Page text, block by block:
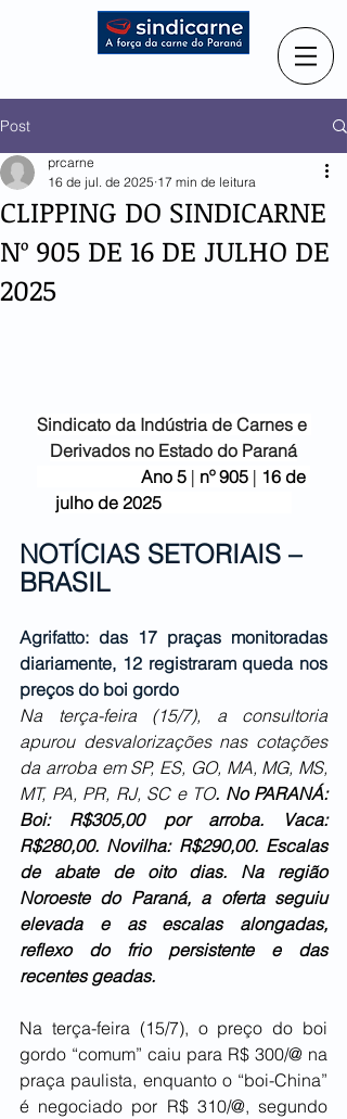
Post
CLIPPING DO SINDICARNE
Nº 905 DE 16 DE JULHO DE
2025
prcarne
16 de jul. de 2025 17 min de leitura
Sindicato da Indústria de Carnes e
Derivados no Estado do Paraná
                        Ano 5
| nº 905 | 16 de
julho de 2025
NOTÍCIAS SETORIAIS –
BRASIL
Agrifatto: das 17 praças monitoradas
diariamente, 12 registraram queda nos
preços do boi gordo
Na terça-feira (15/7), a consultoria
apurou desvalorizações nas cotações
da arroba em SP, ES, GO, MA, MG, MS,
MT, PA, PR, RJ, SC e TO. No PARANÁ:
Boi: R$305,00 por arroba. Vaca:
R$280,00. Novilha: R$290,00. Escalas
de abate de oito dias. Na região
Noroeste do Paraná, a oferta seguiu
elevada e as escalas alongadas,
reflexo do frio persistente e das
recentes geadas.
Na terça-feira (15/7), o preço do boi
gordo “comum” caiu para R$ 300/@ na
praça paulista, enquanto o “boi-China”
é negociado por R$ 310/@, segundo